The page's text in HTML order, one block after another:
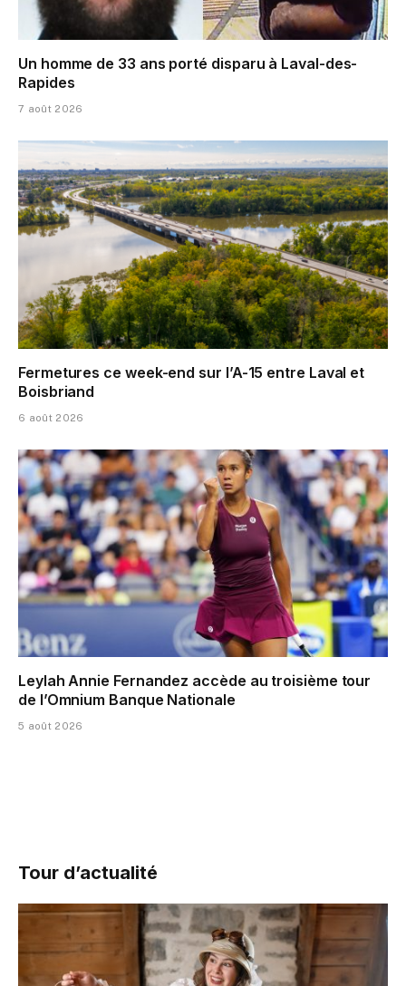
Un homme de 33 ans porté disparu à Laval-des-
Rapides
7 août 2026
Fermetures ce week-end sur l’A-15 entre Laval et
Boisbriand
6 août 2026
Leylah Annie Fernandez accède au troisième tour
de l’Omnium Banque Nationale
5 août 2026
Tour d’actualité